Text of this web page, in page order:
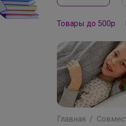
Товары до 500р
Главная